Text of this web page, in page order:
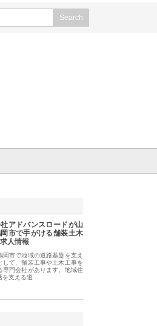
アドバンスロードが山
市で手がける舗装土木
人情報
岡市で地域の道路基盤を支え
して、舗装工事や土木工事を
専門会社があります。地域住
を支える道…